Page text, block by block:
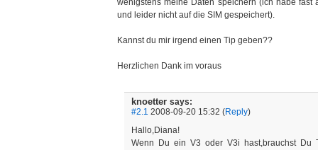
wenigstens meine Daten speichern (ich habe fast
und leider nicht auf die SIM gespeichert).
Kannst du mir irgend einen Tip geben??
Herzlichen Dank im voraus
knoetter says:
#2.1 2008-09-20 15:32 (Reply)
Hallo,Diana!
Wenn Du ein V3 oder V3i hast,brauchst Du